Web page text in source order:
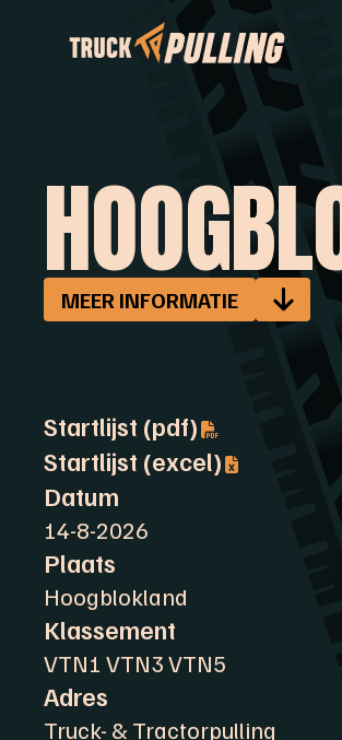
MEER INFORMATIE
Startlijst (pdf)
Startlijst (excel)
Datum
14-8-2026
Plaats
Hoogblokland
Klassement
VTN1 VTN3 VTN5
Adres
Truck- & Tractorpulling